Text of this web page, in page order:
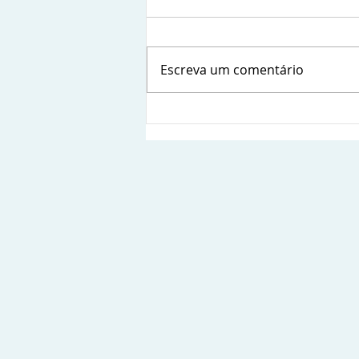
Escreva um comentário